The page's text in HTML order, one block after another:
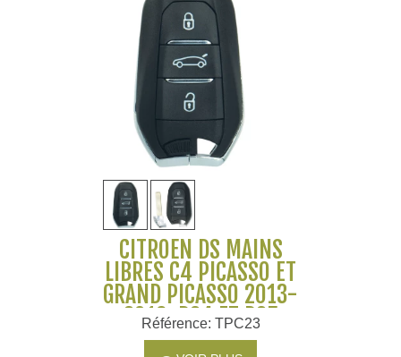
CITROËN DS MAINS
LIBRES C4 PICASSO ET
GRAND PICASSO 2013-
2016, DS4 ET DS5
Référence: TPC23